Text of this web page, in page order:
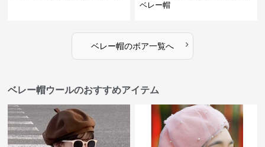
ベレー帽
ベレー帽のボア一覧へ ›
ベレー帽ウールのおすすめアイテム